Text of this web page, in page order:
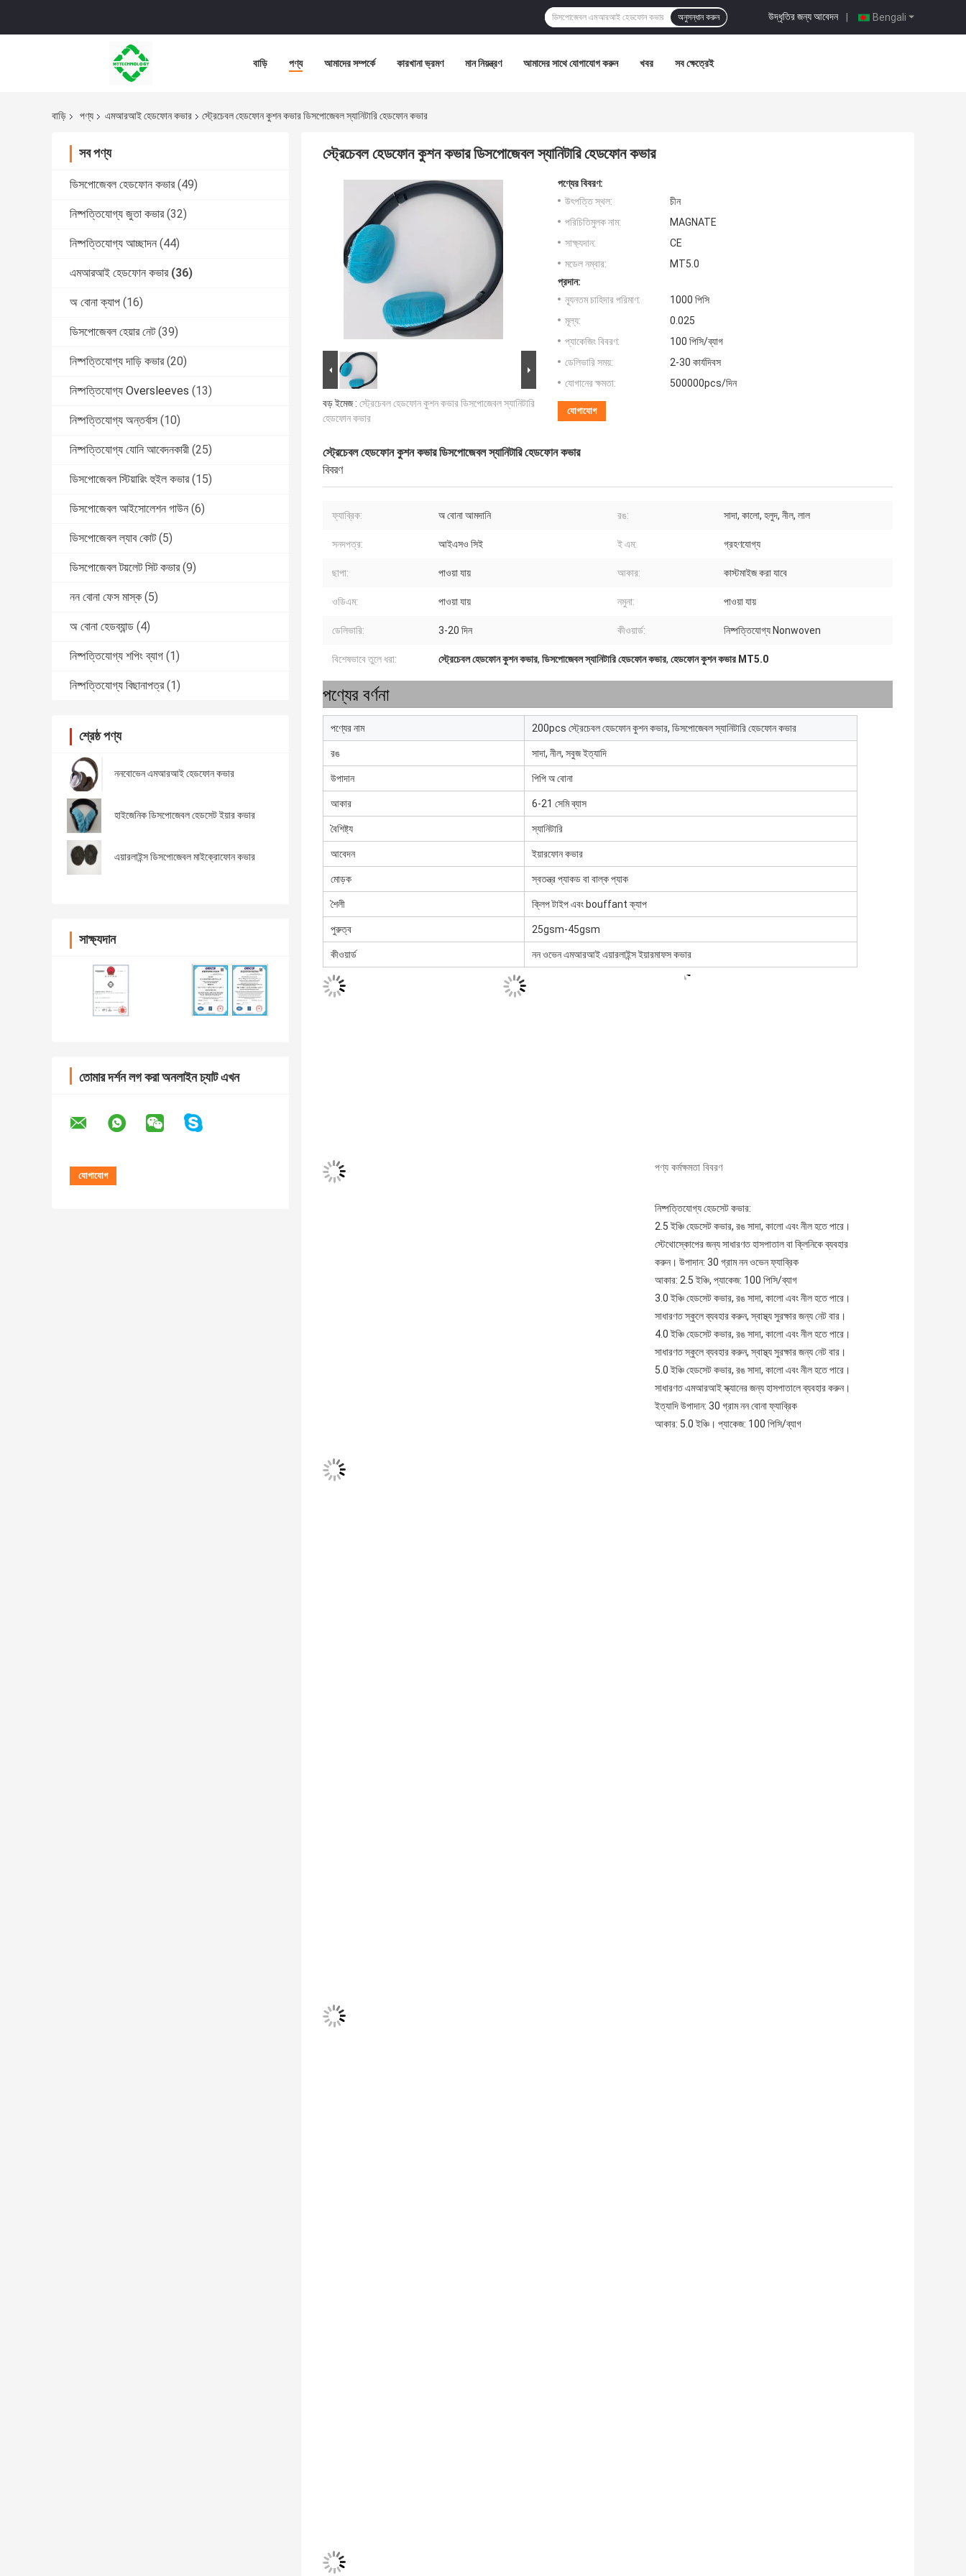
Bengali
উদ্ধৃতির জন্য আবেদন |
অনুসন্ধান করুন
বাড়ি পণ্য আমাদের সম্পর্কে কারখানা ভ্রমণ মান নিয়ন্ত্রণ আমাদের সাথে যোগাযোগ করুন খবর সব ক্ষেত্রেই
বাড়ি পণ্য এমআরআই হেডফোন কভার স্ট্রেচেবল হেডফোন কুশন কভার ডিসপোজেবল স্যানিটারি হেডফোন কভার
সব পণ্য
ডিসপোজেবল হেডফোন কভার (49)
নিষ্পত্তিযোগ্য জুতা কভার (32)
নিষ্পত্তিযোগ্য আচ্ছাদন (44)
এমআরআই হেডফোন কভার (36)
অ বোনা ক্যাপ (16)
ডিসপোজেবল হেয়ার নেট (39)
নিষ্পত্তিযোগ্য দাড়ি কভার (20)
নিষ্পত্তিযোগ্য Oversleeves (13)
নিষ্পত্তিযোগ্য অন্তর্বাস (10)
নিষ্পত্তিযোগ্য যোনি আবেদনকারী (25)
ডিসপোজেবল স্টিয়ারিং হুইল কভার (15)
ডিসপোজেবল আইসোলেশন গাউন (6)
ডিসপোজেবল ল্যাব কোট (5)
ডিসপোজেবল টয়লেট সিট কভার (9)
নন বোনা ফেস মাস্ক (5)
অ বোনা হেডব্যান্ড (4)
নিষ্পত্তিযোগ্য শপিং ব্যাগ (1)
নিষ্পত্তিযোগ্য বিছানাপত্র (1)
শ্রেষ্ঠ পণ্য
ননবোভেন এমআরআই হেডফোন কভার
হাইজেনিক ডিসপোজেবল হেডসেট ইয়ার কভার
এয়ারলাইন্স ডিসপোজেবল মাইক্রোফোন কভার
সাক্ষ্যদান
তোমার দর্শন লগ করা অনলাইন চ্যাট এখন
স্ট্রেচেবল হেডফোন কুশন কভার ডিসপোজেবল স্যানিটারি হেডফোন কভার
বড় ইমেজ : স্ট্রেচেবল হেডফোন কুশন কভার ডিসপোজেবল স্যানিটারি
হেডফোন কভার
পণ্যের বিবরণ:
উৎপত্তি স্থল:
চীন
পরিচিতিমুলক নাম:
MAGNATE
সাক্ষ্যদান:
CE
মডেল নম্বার:
MT5.0
প্রদান:
ন্যূনতম চাহিদার পরিমাণ:
1000 পিসি
মূল্য:
0.025
প্যাকেজিং বিবরণ:
100 পিসি/ব্যাগ
ডেলিভারি সময়:
2-30 কার্যদিবস
যোগানের ক্ষমতা:
500000pcs/দিন
যোগাযোগ
স্ট্রেচেবল হেডফোন কুশন কভার ডিসপোজেবল স্যানিটারি হেডফোন কভার
বিবরণ
ফ্যাব্রিক: অ বোনা আমদানি রঙ: সাদা, কালো, হলুদ, নীল, লাল
সনদপত্র: আইএসও সিই ই এম: গ্রহণযোগ্য
ছাপা: পাওয়া যায় আকার: কাস্টমাইজ করা যাবে
ওডিএম: পাওয়া যায় নমুনা: পাওয়া যায়
ডেলিভারি: 3-20 দিন কীওয়ার্ড: নিষ্পত্তিযোগ্য Nonwoven
বিশেষভাবে তুলে ধরা: স্ট্রেচেবল হেডফোন কুশন কভার, ডিসপোজেবল স্যানিটারি হেডফোন কভার, হেডফোন কুশন কভার MT5.0
পণ্যের বর্ণনা
পণ্যের নাম 200pcs স্ট্রেচেবল হেডফোন কুশন কভার, ডিসপোজেবল স্যানিটারি হেডফোন কভার
রঙ সাদা, নীল, সবুজ ইত্যাদি
উপাদান পিপি অ বোনা
আকার 6-21 সেমি ব্যাস
বৈশিষ্ট্য স্যানিটারি
আবেদন ইয়ারফোন কভার
মোড়ক স্বতন্ত্র প্যাকড বা বাল্ক প্যাক
শৈলী ক্লিপ টাইপ এবং bouffant ক্যাপ
পুরুত্ব 25gsm-45gsm
কীওয়ার্ড নন ওভেন এমআরআই এয়ারলাইন্স ইয়ারমাফস কভার
পণ্য কর্মক্ষমতা বিবরণ
নিষ্পত্তিযোগ্য হেডসেট কভার:
2.5 ইঞ্চি হেডসেট কভার, রঙ সাদা, কালো এবং নীল হতে পারে।
স্টেথোস্কোপের জন্য সাধারণত হাসপাতাল বা ক্লিনিকে ব্যবহার
করুন। উপাদান: 30 গ্রাম নন ওভেন ফ্যাব্রিক
আকার: 2.5 ইঞ্চি, প্যাকেজ: 100 পিসি/ব্যাগ
3.0 ইঞ্চি হেডসেট কভার, রঙ সাদা, কালো এবং নীল হতে পারে।
সাধারণত স্কুলে ব্যবহার করুন, স্বাস্থ্য সুরক্ষার জন্য নেট বার।
4.0 ইঞ্চি হেডসেট কভার, রঙ সাদা, কালো এবং নীল হতে পারে।
সাধারণত স্কুলে ব্যবহার করুন, স্বাস্থ্য সুরক্ষার জন্য নেট বার।
5.0 ইঞ্চি হেডসেট কভার, রঙ সাদা, কালো এবং নীল হতে পারে।
সাধারণত এমআরআই স্ক্যানের জন্য হাসপাতালে ব্যবহার করুন।
ইত্যাদি উপাদান: 30 গ্রাম নন বোনা ফ্যাব্রিক
আকার: 5.0 ইঞ্চি। প্যাকেজ: 100 পিসি/ব্যাগ